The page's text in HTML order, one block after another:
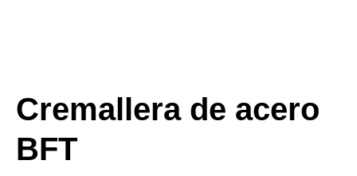
Cremallera de acero
BFT